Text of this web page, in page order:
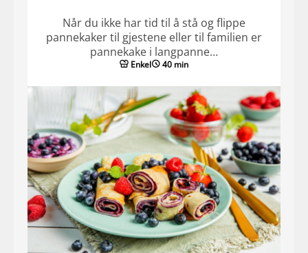
Når du ikke har tid til å stå og flippe
pannekaker til gjestene eller til familien er
pannekake i langpanne…
Enkel 40 min